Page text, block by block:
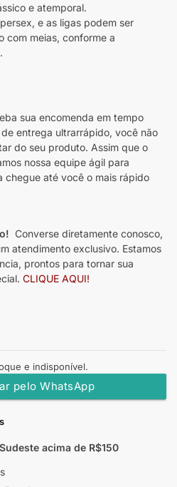
e atemporal.
e as ligas podem ser
com meias, conforme a
sua encomenda em tempo
entrega ultrarrápido, você não
do seu produto. Assim que o
nossa equipe ágil para
chegue até você o mais rápido
Converse diretamente conosco,
atendimento exclusivo. Estamos
prontos para tornar sua
CLIQUE AQUI!
e indisponível.
pelo WhatsApp
acima de R$150